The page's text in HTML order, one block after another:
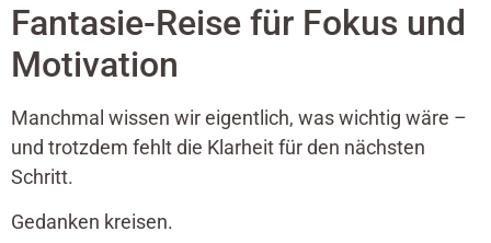
Fantasie-Reise für Fokus und
Motivation
Manchmal wissen wir eigentlich, was wichtig wäre –
und trotzdem fehlt die Klarheit für den nächsten
Schritt.
Gedanken kreisen.